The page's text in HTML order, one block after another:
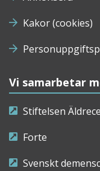
Kakor (cookies)
Vi samarbetar
Stiftelsen
Forte
Svenskt